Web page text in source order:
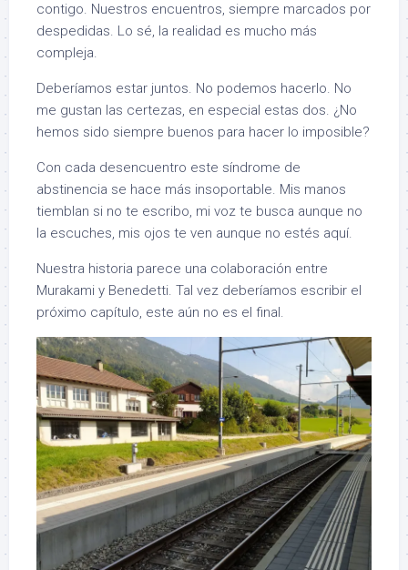
contigo. Nuestros encuentros, siempre marcados por
despedidas. Lo sé, la realidad es mucho más
compleja.
Deberíamos estar juntos. No podemos hacerlo. No
me gustan las certezas, en especial estas dos. ¿No
hemos sido siempre buenos para hacer lo imposible?
Con cada desencuentro este síndrome de
abstinencia se hace más insoportable. Mis manos
tiemblan si no te escribo, mi voz te busca aunque no
la escuches, mis ojos te ven aunque no estés aquí.
Nuestra historia parece una colaboración entre
Murakami y Benedetti. Tal vez deberíamos escribir el
próximo capítulo, este aún no es el final.